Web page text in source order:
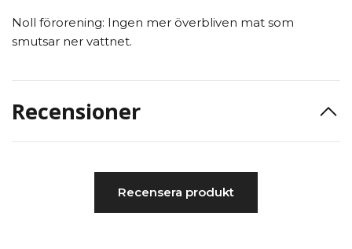
Noll förorening: Ingen mer överbliven mat som
smutsar ner vattnet.
Recensioner
Recensera produkt